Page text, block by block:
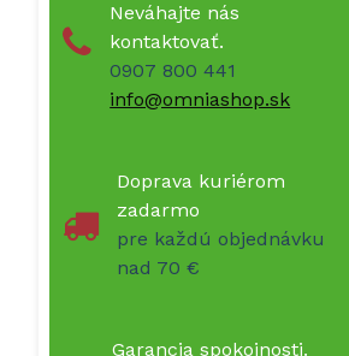
Neváhajte nás
kontaktovať.
0907 800 441
info@omniashop.sk
Doprava kuriérom
zadarmo
pre každú objednávku
nad 70 €
Garancia spokojnosti.